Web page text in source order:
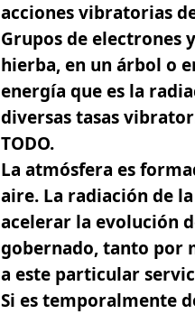
acciones vibratorias
Grupos de electrones
hierba, en un árbol o
energía que es la
diversas tasas
TODO.
La atmósfera es
aire. La radiación de
acelerar la evolución
gobernado, tanto por
a este particular
Si es temporalmente